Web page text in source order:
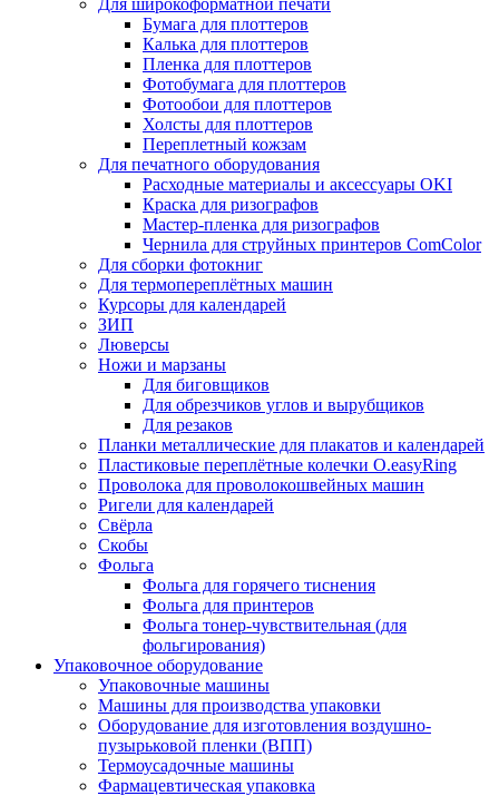
Бумага для плоттеров
Калька для плоттеров
Пленка для плоттеров
Фотобумага для плоттеров
Фотообои для плоттеров
Холсты для плоттеров
Переплетный кожзам
Для печатного оборудования
Расходные материалы и аксессуары OKI
Краска для ризографов
Мастер-пленка для ризографов
Чернила для струйных принтеров ComColor
Для сборки фотокниг
Для термопереплётных машин
Курсоры для календарей
ЗИП
Люверсы
Ножи и марзаны
Для биговщиков
Для обрезчиков углов и вырубщиков
Для резаков
Планки металлические для плакатов и календарей
Пластиковые переплётные колечки O.easyRing
Проволока для проволокошвейных машин
Ригели для календарей
Свёрла
Скобы
Фольга
Фольга для горячего тиснения
Фольга для принтеров
Фольга тонер-чувствительная (для
фольгирования)
Упаковочное оборудование
Упаковочные машины
Машины для производства упаковки
Оборудование для изготовления воздушно-
пузырьковой пленки (ВПП)
Термоусадочные машины
Фармацевтическая упаковка